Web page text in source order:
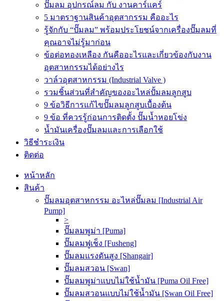
ปั๊มลม อุปกรณ์ลม กับ งานคาร์แคร์
5 มาตราฐานสินค้าอุตสากรรม คืออะไร
รู้จักกับ “ปั๊มลม” พร้อมประโยชน์จากเครื่องปั๊มลมที่
คุณอาจไม่รู้มาก่อน
ข้อต่อทองเหลือง กันคืออะไรและเกี่ยวข้องกับงาน
อุตสาหกรรมได้อย่างไร
วาล์วอุตสาหกรรม (Industrial Valve )
รวมชิ้นส่วนที่สำคัญของอะไหล่ปั้มลมลูกสูบ
9 ข้อวิธีการแก้ไขปั๊มลมลูกสูบเบื้องต้น
9 ข้อ ที่ควรรู้ก่อนการติดตั้ง ปั๊มน้ำหอยโข่ง
น้ำมันเครื่องปั๊มลมและการเลือกใช้
วิธีชำระเงิน
ติดต่อ
หน้าหลัก
สินค้า
ปั๊มลมอุตสาหกรรม อะไหล่ปั๊มลม [Industrial Air
Pump]
>
ปั๊มลมพูม่า [Puma]
ปั๊มลมฟูเช็ง [Fusheng]
ปั๊มลมแรงดันสูง [Shangair]
ปั๊มลมสวอน [Swan]
ปั๊มลมพูม่าแบบไม่ใช้น้ำมัน [Puma Oil Free]
ปั๊มลมสวอนแบบไม่ใช้น้ำมัน [Swan Oil Free]